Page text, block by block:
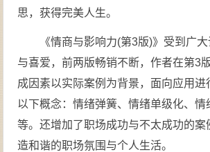
思，获得完美人生。
《情商与影响力(第3版)》受到广
与喜爱，前两版畅销不断，作者在第3
成因素以实际案例为背景，面向应用进
以下概念：情绪弹簧、情绪单级化、情
等。还增加了职场成功与不太成功的案
造和谐的职场氛围与个人生活。